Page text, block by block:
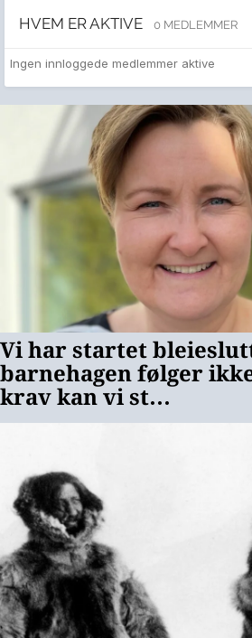
HVEM ER AKTIVE 0 MEDLEMMER
Ingen innloggede medlemmer aktive